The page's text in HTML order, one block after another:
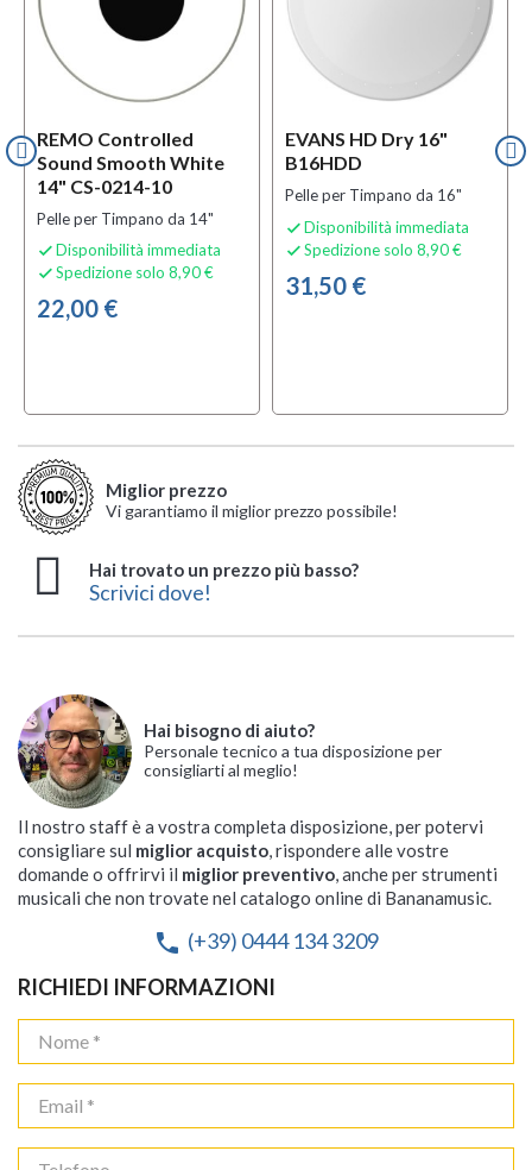
REMO Controlled
Sound Smooth White
14" CS-0214-10
Pelle per Timpano da 14"
 Disponibilità immediata
 Spedizione solo 8,90 €
22,00 €
EVANS HD Dry 16"
B16HDD
Pelle per Timpano da 16"
 Disponibilità immediata
 Spedizione solo 8,90 €
31,50 €
Miglior prezzo
Vi garantiamo il miglior prezzo possibile!
Hai trovato un prezzo più basso?
Scrivici dove!
Hai bisogno di aiuto?
Personale tecnico a tua disposizione per
consigliarti al meglio!
Il nostro staff è a vostra completa disposizione, per potervi
consigliare sul miglior acquisto, rispondere alle vostre
domande o offrirvi il miglior preventivo, anche per strumenti
musicali che non trovate nel catalogo online di Bananamusic.
phone (+39) 0444 134 3209
RICHIEDI INFORMAZIONI